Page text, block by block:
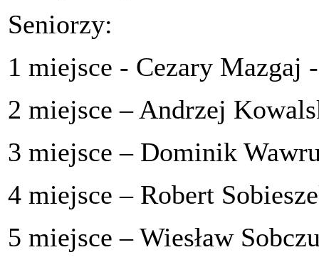
Seniorzy:
1 miejsce - Cezary Mazgaj
2 miejsce – Andrzej
3 miejsce – Dominik
4 miejsce – Robert
5 miejsce – Wiesław